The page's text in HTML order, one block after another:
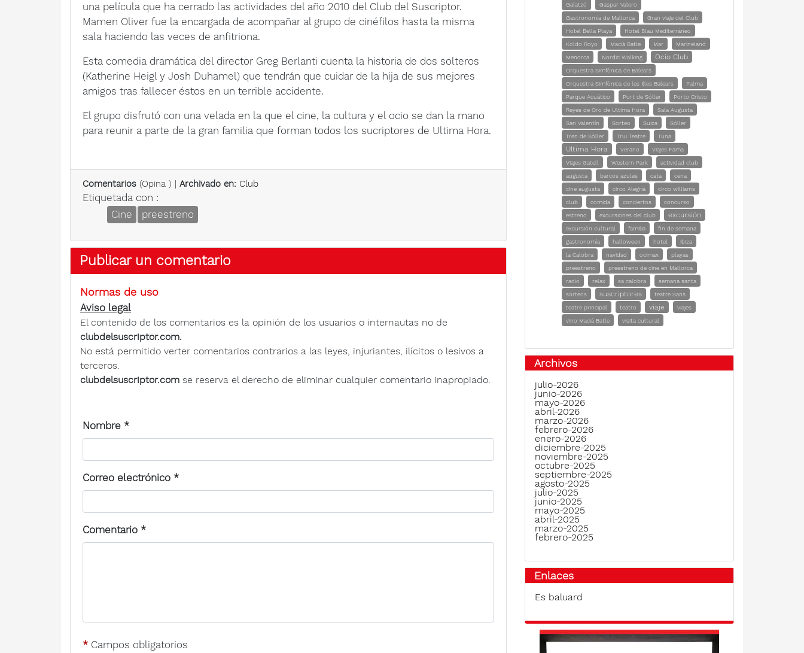
una película que ha cerrado las actividades del año 2010 del Club del Suscriptor.
Mamen Oliver fue la encargada de acompañar al grupo de cinéfilos hasta la misma
sala haciendo las veces de anfitriona.
Esta comedia dramática del director Greg Berlanti cuenta la historia de dos solteros
(Katherine Heigl y Josh Duhamel) que tendrán que cuidar de la hija de sus mejores
amigos tras fallecer éstos en un terrible accidente.
El grupo disfrutó con una velada en la que el cine, la cultura y el ocio se dan la mano
para reunir a parte de la gran familia que forman todos los sucriptores de Ultima Hora.
Comentarios (Opina ) | Archivado en: Club
Etiquetada con :
Cine
preestreno
Publicar un comentario
Normas de uso
Aviso legal
El contenido de los comentarios es la opinión de los usuarios o internautas no de
clubdelsuscriptor.com.
No está permitido verter comentarios contrarios a las leyes, injuriantes, ilícitos o lesivos a
terceros.
clubdelsuscriptor.com se reserva el derecho de eliminar cualquier comentario inapropiado.
Nombre *
Correo electrónico *
Comentario *
* Campos obligatorios
Galatzó
Gaspar Valero
Gastronomía de Mallorca
Gran viaje del Club
Hotel Bella Playa
Hotel Blau Mediterráneo
Koldo Royo
Macià Batle Mar
Marineland
Menorca
Nordic Walking Ocio Club
Orquestra Simfònica de Balears
Orquestra Simfònica de les Illes Balears
Palma
Parque Acuático
Port de Sóller
Porto Cristo
Reyes de Oro de Ultima Hora
Sala Augusta
San Valentín
Sorteo Suiza
Sóller
Tren de Sóller
Trui Teatre Tuna
Ultima Hora Verano
Viajes Fama
Viajes Gatell
Western Park
actividad club
augusta
barcos azules cata
cena
cine augusta
circo Alegría
circo williams
club
comida conciertos
concurso
estreno
excursiones del club excursión
excursión cultural familia
fin de semana
gastronomía
halloween hotel
ibiza
la Calobra
navidad ocimax
playas
preestreno
preestreno de cine en Mallorca
radio
relax sa calobra
semana santa
sorteos
suscriptores
teatre Sans
teatre principal
teatro viaje
viajes
vino Macià Batle
visita cultural
Archivos
julio-2026
junio-2026
mayo-2026
abril-2026
marzo-2026
febrero-2026
enero-2026
diciembre-2025
noviembre-2025
octubre-2025
septiembre-2025
agosto-2025
julio-2025
junio-2025
mayo-2025
abril-2025
marzo-2025
febrero-2025
Enlaces
Es baluard